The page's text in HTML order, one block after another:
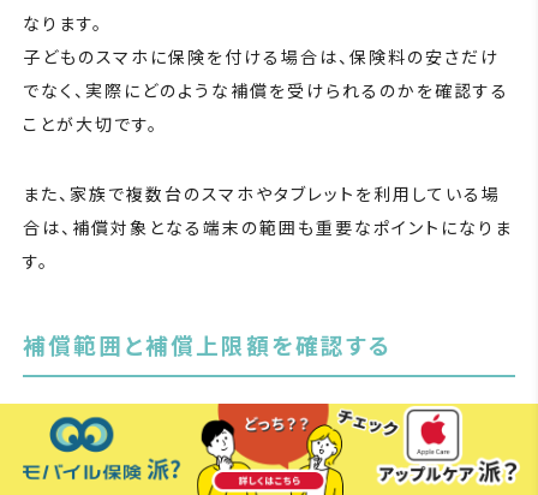
なります。
子どものスマホに保険を付ける場合は、保険料の安さだけ
でなく、実際にどのような補償を受けられるのかを確認する
ことが大切です。
また、家族で複数台のスマホやタブレットを利用している場
合は、補償対象となる端末の範囲も重要なポイントになりま
す。
補償範囲と補償上限額を確認する
スマホ保険を選ぶ際は、どのようなトラブルをどの程度カバ
ーしてくれるのか確認するのが肝要です。